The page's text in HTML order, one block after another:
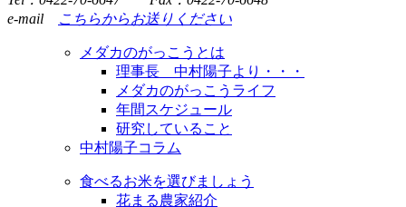
e-mail
こちらからお送りください
メダカのがっこうとは
理事長 中村陽子より・・・
メダカのがっこうライフ
年間スケジュール
研究していること
中村陽子コラム
食べるお米を選びましょう
花まる農家紹介